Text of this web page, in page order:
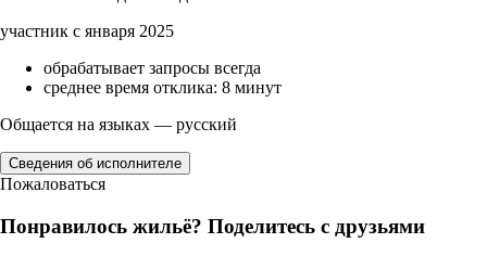
участник с января 2025
обрабатывает запросы всегда
среднее время отклика: 8 минут
Общается на языках — русский
Сведения об исполнителе
Пожаловаться
Понравилось жильё? Поделитесь с друзьями